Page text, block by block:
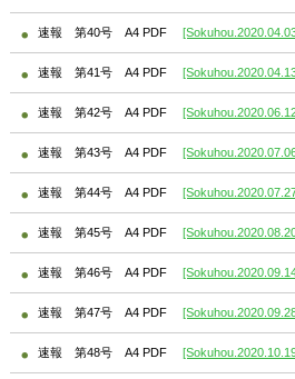
速報 第40号 A4 PDF
速報 第41号 A4 PDF
速報 第42号 A4 PDF
速報 第43号 A4 PDF
速報 第44号 A4 PDF
速報 第45号 A4 PDF
速報 第46号 A4 PDF
速報 第47号 A4 PDF
速報 第48号 A4 PDF